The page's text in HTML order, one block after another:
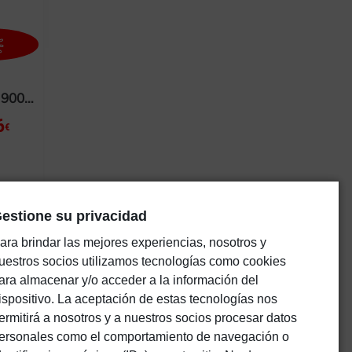
€
9000 EL JARDÍN DE LAS DELICIAS
su privacidad
brindar las mejores experiencias, nosotros y
socios utilizamos tecnologías como cookies
almacenar y/o acceder a la información del
La aceptación de estas tecnologías nos
a nosotros y a nuestros socios procesar datos
como el comportamiento de navegación o